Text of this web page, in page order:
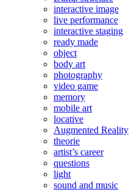
interactive image
live performance
interactive staging
ready made
object
body art
photography
video game
memory
mobile art
locative
Augmented Reality
theorie
artist’s career
questions
light
sound and music